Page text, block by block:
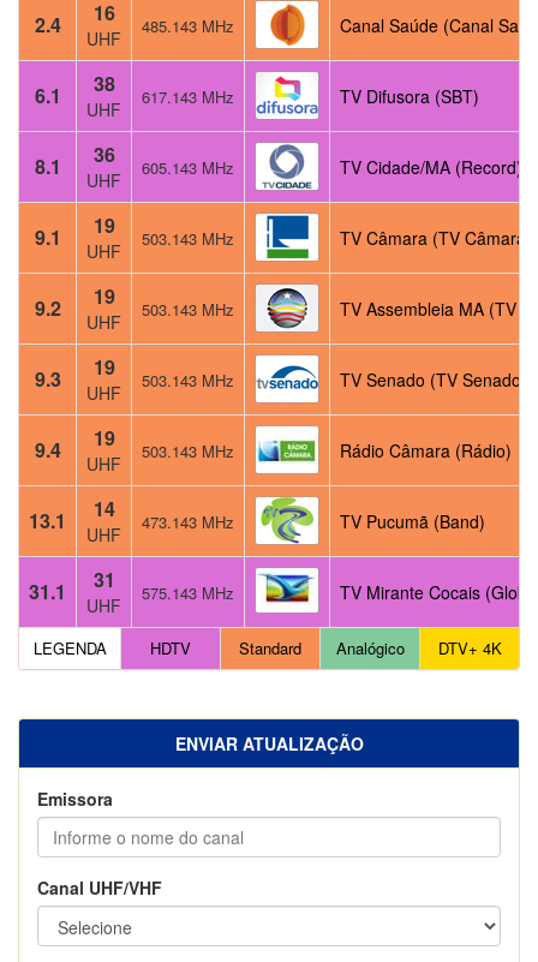
2.4 16
UHF
485.143 MHz Canal Saúde (Canal
6.1 38
UHF
617.143 MHz TV Difusora (SBT)
8.1 36
UHF
605.143 MHz TV Cidade/MA (Record)
9.1 19
UHF
503.143 MHz TV Câmara (TV Câmara)
9.2 19
UHF
503.143 MHz TV Assembleia MA (TV
9.3 19
UHF
503.143 MHz TV Senado (TV Senado)
9.4 19
UHF
503.143 MHz Rádio Câmara (Rádio)
13.1 14
UHF
473.143 MHz TV Pucumã (Band)
31.1 31
UHF
575.143 MHz TV Mirante Cocais
LEGENDA HDTV Standard Analógico DTV+ 4K
ENVIAR ATUALIZAÇÃO
Emissora
Canal UHF/VHF